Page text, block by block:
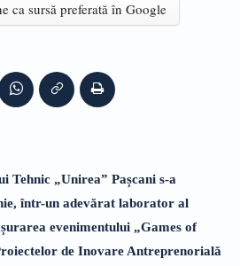
ca sursă preferată în Google
Tehnic „Unirea” Pașcani s-a
într-un adevărat laborator al
evenimentului „Games of
de Inovare Antreprenorială